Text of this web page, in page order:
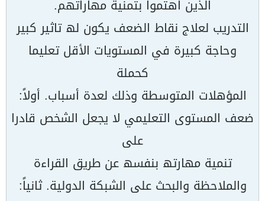
الذین اھتموا بتمنیة مھاراتھم.
التدریب لعلاج نقاط الضعف یكون لھ تاثیر كبیر
وحاجة كبیرة في المستویات الأقل تعلیما
كحملة
المؤھلات المتوسطة وذلك لعدة أسباب. أولاً:
ضعف المستوى التعلیمي لا یجعل الشخص قادرا
على
تنمیة مھارتھ بنفسھ عن طریق القراءة
والملاحظة والبحث على الشبكة الدولیة. ثانیاً: